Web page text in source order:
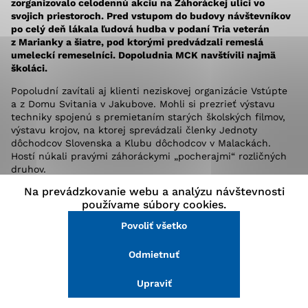
zorganizovalo celodennú akciu na Záhoráckej ulici vo
svojich priestoroch. Pred vstupom do budovy návštevníkov
po celý deň lákala ľudová hudba v podaní Tria veterán
z Marianky a šiatre, pod ktorými predvádzali remeslá
umeleckí remeselníci. Dopoludnia MCK navštívili najmä
školáci.
Popoludní zavítali aj klienti neziskovej organizácie Vstúpte
a z Domu Svitania v Jakubove. Mohli si prezrieť výstavu
techniky spojenú s premietaním starých školských filmov,
výstavu krojov, na ktorej sprevádzali členky Jednoty
dôchodcov Slovenska a Klubu dôchodcov v Malackách.
Hostí núkali pravými záhoráckymi „pocherajmi“ rozličných
druhov.
Vo vestibule pred knižnicou mnohých zaujala i výstava
z medzinárodného fotoprojektu škôl. Jej názov Krajina za
v MCK do konca mája, potom poputujú do partnerských
návštevnosť MCK bola vysoká a podujatie prilákalo všetky
Na prevádzkovanie webu a analýzu návštevnosti
používame súbory cookies.
Povoliť všetko
Odmietnuť
Upraviť
stránke a prístup k zabezpečeným oblastiam webovej
stránky. Bez týchto súborov cookie nemôže web
správne fungovať.
Analytické cookies pomáhajú prevádzkovateľovi stránok
pochopiť, ako návštevníci stránok stránku používajú,
aby mohol stránky optimalizovať a ponúknuť im lepšiu
skúsenosť. Všetky dáta sa zbierajú anonymne a nie je
možné ich spojiť s konkrétnou osobou.
Povoliť všetko
Uložiť nastavenia
Viac informácií